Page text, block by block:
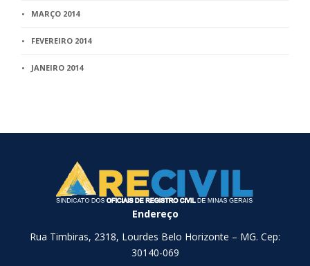
MARÇO 2014
FEVEREIRO 2014
JANEIRO 2014
Endereço
Rua Timbiras, 2318, Lourdes Belo Horizonte – MG. Cep:
30140-069